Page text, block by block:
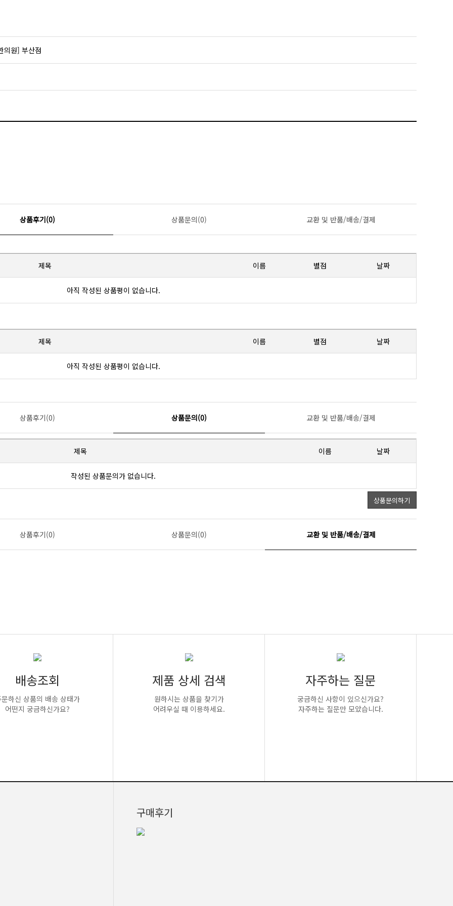
의원] 부산점
상품후기(0) 상품문의(0) 교환 및 반품/배송/결제
제목 이름 별점 날짜
아직 작성된 상품평이 없습니다.
제목 이름 별점 날짜
아직 작성된 상품평이 없습니다.
상품후기(0) 상품문의(0) 교환 및 반품/배송/결제
제목 이름 날짜
작성된 상품문의가 없습니다.
상품문의하기
상품후기(0) 상품문의(0) 교환 및 반품/배송/결제
배송조회
하신 상품의 배송 상태가
어떤지 궁금하신가요?
제품 상세 검색
원하시는 상품을 찾기가
어려우실 때 이용하세요.
자주하는 질문
궁금하신 사항이 있으신가요?
자주하는 질문만 모았습니다.
구매후기